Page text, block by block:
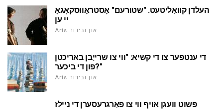
העלדן קוואַליטעט. "שטורעם" אָסטראָווסקאָגאָ
יי ען
Arts און ובידור
די ענטפער צו די קשיא: "ווי צו שרייַבן באריכטן
פון די ביכער?"
Arts און ובידור
פּשוט וועגן אויף ווי צו פאַרגרעסערן די ניילז